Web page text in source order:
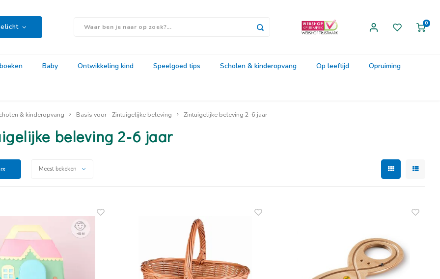
0
Baby Ontwikkeling kind Speelgoed tips Scholen & kinderopvang Op leeftijd Opruiming
& kinderopvang Basis voor - Zintuigelijke beleving Zintuigelijke beleving 2-6 jaar
beleving 2-6 jaar
Meest bekeken